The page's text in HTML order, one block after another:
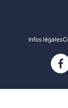
Infos légales